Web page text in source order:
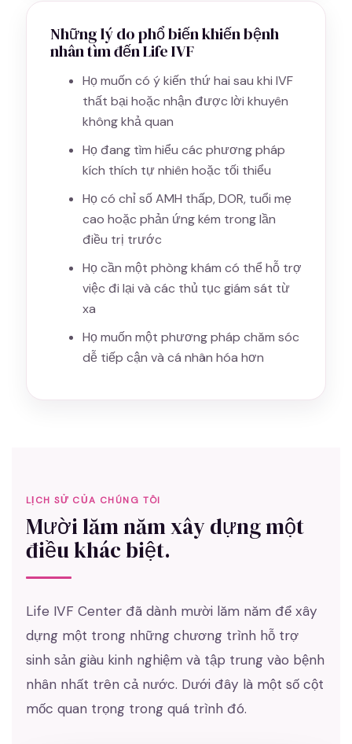
Những lý do phổ biến khiến bệnh
nhân tìm đến Life IVF
Họ muốn có ý kiến thứ hai sau khi IVF
thất bại hoặc nhận được lời khuyên
không khả quan
Họ đang tìm hiểu các phương pháp
kích thích tự nhiên hoặc tối thiểu
Họ có chỉ số AMH thấp, DOR, tuổi mẹ
cao hoặc phản ứng kém trong lần
điều trị trước
Họ cần một phòng khám có thể hỗ trợ
việc đi lại và các thủ tục giám sát từ
xa
Họ muốn một phương pháp chăm sóc
dễ tiếp cận và cá nhân hóa hơn
LỊCH SỬ CỦA CHÚNG TÔI
Mười lăm năm xây dựng một
điều khác biệt.
Life IVF Center đã dành mười lăm năm để xây
dựng một trong những chương trình hỗ trợ
sinh sản giàu kinh nghiệm và tập trung vào bệnh
nhân nhất trên cả nước. Dưới đây là một số cột
mốc quan trọng trong quá trình đó.